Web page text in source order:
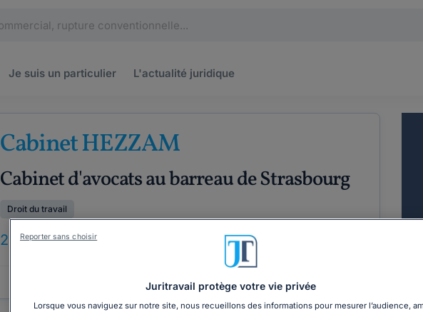
Je suis un particulier L'actualité juridique
Cabinet HEZZAM
Cabinet d'avocats au barreau de Strasbourg
Droit du travail
22 ANSD'EXPÉRIENCE
COORDONNÉES
Juritravail protège votre vie privée
Lorsque vous naviguez sur notre site, nous recueillons des informations pour mesurer l’audience,
Reporter sans choisir